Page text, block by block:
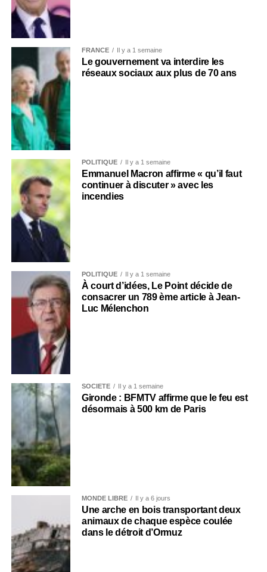
FRANCE Il y a 1 semaine
Le gouvernement va interdire les
réseaux sociaux aux plus de 70 ans
POLITIQUE Il y a 1 semaine
Emmanuel Macron affirme « qu’il faut
continuer à discuter » avec les
incendies
POLITIQUE Il y a 1 semaine
À court d’idées, Le Point décide de
consacrer un 789 ème article à Jean-
Luc Mélenchon
SOCIÉTÉ Il y a 1 semaine
Gironde : BFMTV affirme que le feu est
désormais à 500 km de Paris
MONDE LIBRE Il y a 6 jours
Une arche en bois transportant deux
animaux de chaque espèce coulée
dans le détroit d’Ormuz